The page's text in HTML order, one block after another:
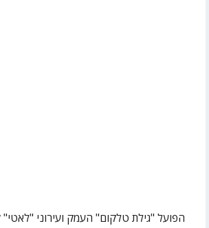
הפועל "גילת טלקום" העמק ועירוני